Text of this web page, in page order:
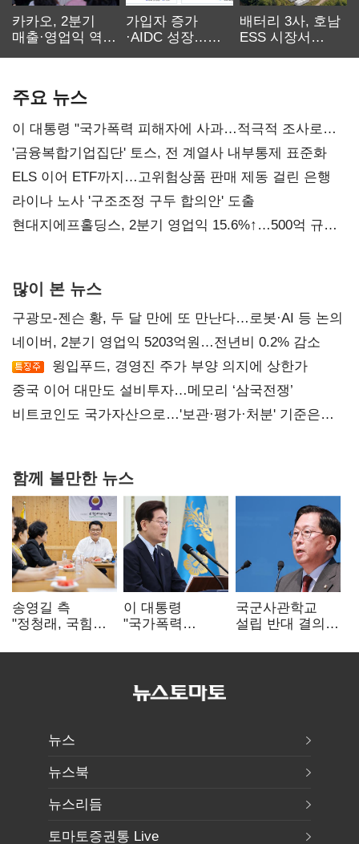
카카오, 2분기
매출·영업익 역대
가입자 증가
·AIDC 성장…
배터리 3사, 호남
ESS 시장서
주요 뉴스
이 대통령 "국가폭력 피해자에 사과…적극적 조사로
진실 밝혀야"
'금융복합기업집단' 토스, 전 계열사 내부통제 표준화
ELS 이어 ETF까지…고위험상품 판매 제동 걸린 은행
라이나 노사 '구조조정 구두 합의안' 도출
현대지에프홀딩스, 2분기 영업익 15.6%↑…500억 규모
많이 본 뉴스
구광모-젠슨 황, 두 달 만에 또 만난다…로봇·AI 등 논의
네이버, 2분기 영업익 5203억원…전년비 0.2% 감소
윙입푸드, 경영진 주가 부양 의지에 상한가
중국 이어 대만도 설비투자…메모리 ‘삼국전쟁’
비트코인도 국가자산으로…'보관·평가·처분' 기준은
함께 볼만한 뉴스
송영길 측
"정청래, 국힘
민주당 대표로
이 대통령
"국가폭력
적극적 조사로
국군사관학교
설립 반대 결의안
"정치적 목적
뉴스
뉴스북
뉴스리듬
토마토증권통 Live